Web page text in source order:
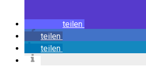
teilen
teilen
teilen